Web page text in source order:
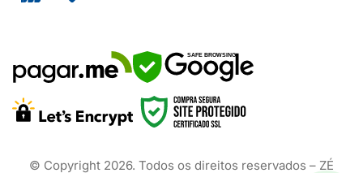
SAFE BROWSING
© Copyright 2026. Todos os direitos reservados – ZÉ